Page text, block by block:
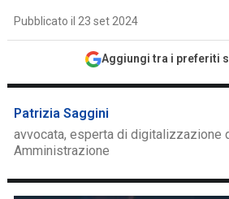
Pubblicato il 23 set 2024
Aggiungi tra i preferiti
Patrizia Saggini
avvocata, esperta di digitalizzazione
Amministrazione